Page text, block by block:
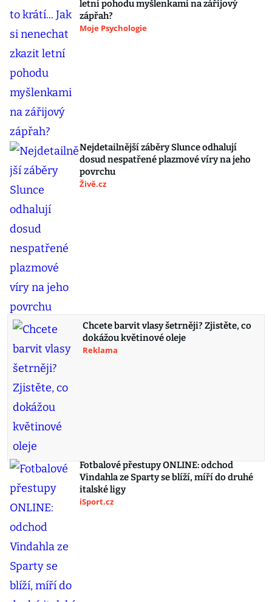
letní pohodu myšlenkami na zářijový
zápřah?
Moje Psychologie
Nejdetailnější záběry Slunce odhalují
dosud nespatřené plazmové víry na jeho
povrchu
Živě.cz
Chcete barvit vlasy šetrněji? Zjistěte, co
dokážou květinové oleje
Reklama
Fotbalové přestupy ONLINE: odchod
Vindahla ze Sparty se blíží, míří do druhé
italské ligy
iSport.cz